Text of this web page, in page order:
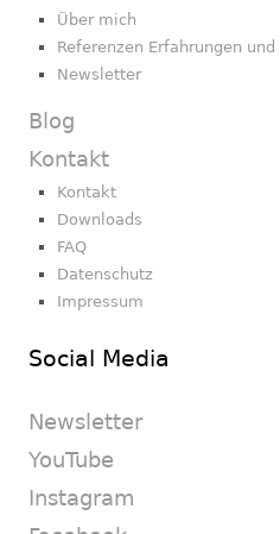
Über mich
Referenzen Erfahrungen und
Newsletter
Blog
Kontakt
Kontakt
Downloads
FAQ
Datenschutz
Impressum
Social Media
Newsletter
YouTube
Instagram